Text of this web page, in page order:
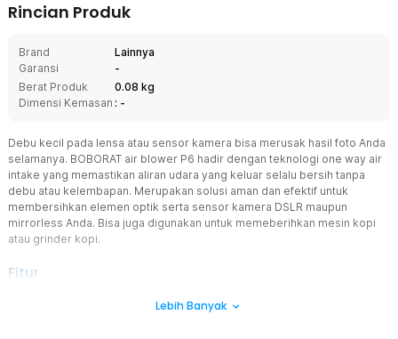
Rincian Produk
Brand
Lainnya
Garansi
-
Berat Produk
0.08 kg
Dimensi Kemasan : -
Debu kecil pada lensa atau sensor kamera bisa merusak hasil foto Anda
selamanya. BOBORAT air blower P6 hadir dengan teknologi one way air
intake yang memastikan aliran udara yang keluar selalu bersih tanpa
debu atau kelembapan. Merupakan solusi aman dan efektif untuk
membersihkan elemen optik serta sensor kamera DSLR maupun
mirrorless Anda. Bisa juga digunakan untuk memeberihkan mesin kopi
atau grinder kopi.
Fitur
Teknologi Katup Satu ArahLebih Banyak